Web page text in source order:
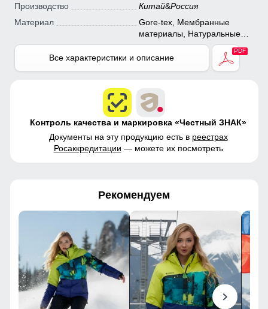
Производство
Китай&Россия
Материал
Gore-tex, Мембранные
материалы, Натуральные
материалы, Полиэстер,
Плащевка, Тефлон, Болонь,
Экологичные материалы
Все характеристики и описание
Контроль качества и маркировка «Честный ЗНАК»
Документы на эту продукцию есть в реестрах
Росаккредитации — можете их посмотреть
Рекомендуем